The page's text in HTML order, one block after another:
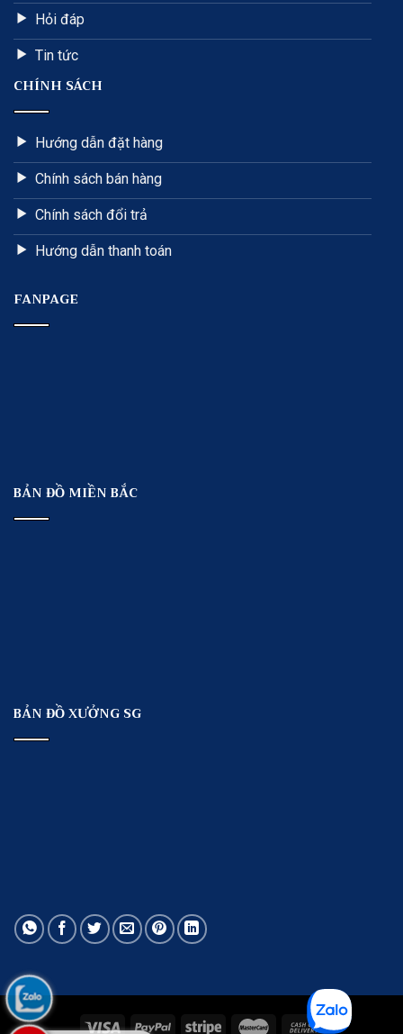
Hỏi đáp
Tin tức
CHÍNH SÁCH
Hướng dẫn đặt hàng
Chính sách bán hàng
Chính sách đổi trả
Hướng dẫn thanh toán
FANPAGE
BẢN ĐỒ MIỀN BẮC
BẢN ĐỒ XƯỞNG SG